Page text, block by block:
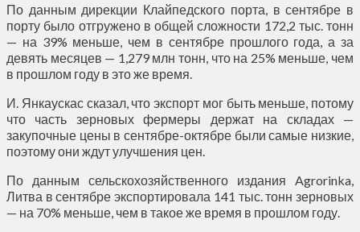
По данным дирекции Клайпедского порта, в сентябре в
порту было отгружено в общей сложности 172,2 тыс. тонн
— на 39% меньше, чем в сентябре прошлого года, а за
девять месяцев — 1,279 млн тонн, что на 25% меньше, чем
в прошлом году в это же время.
И. Янкаускас сказал, что экспорт мог быть меньше, потому
что часть зерновых фермеры держат на складах —
закупочные цены в сентябре-октябре были самые низкие,
поэтому они ждут улучшения цен.
По данным сельскохозяйственного издания Agrorinka,
Литва в сентябре экспортировала 141 тыс. тонн зерновых
— на 70% меньше, чем в такое же время в прошлом году.